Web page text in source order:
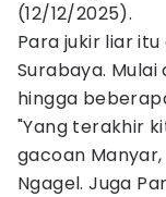
(12/12/2025).
Para jukir liar
Surabaya.
hingga
"Yang terakhir
gacoan
Ngagel. Juga